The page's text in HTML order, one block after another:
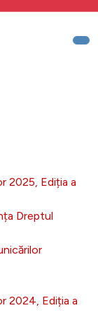
2025, Ediția a
Dreptul
2024, Ediția a